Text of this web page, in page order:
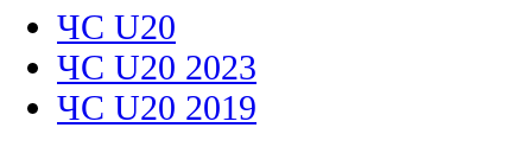
ЧС U20
ЧС U20 2023
ЧС U20 2019